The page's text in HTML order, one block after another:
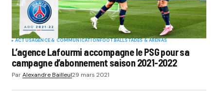
ACTUSAGENCE & COMMUNICATIONFOOTBALLSTADES & ARENAS
L’agence Lafourmi accompagne le PSG pour sa
campagne d’abonnement saison 2021-2022
ParAlexandre Bailleul29 mars 2021